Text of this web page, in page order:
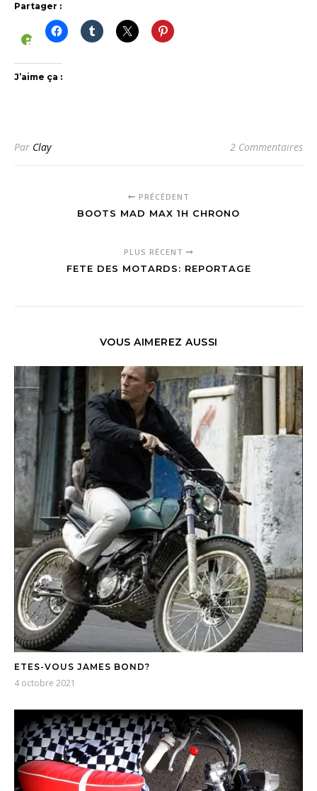
Partager :
J’aime ça :
Par Clay 2 Commentaires
PRÉCÉDENT
BOOTS MAD MAX 1H CHRONO
PLUS RÉCENT
FETE DES MOTARDS: REPORTAGE
VOUS AIMEREZ AUSSI
ETES-VOUS JAMES BOND?
4 octobre 2021